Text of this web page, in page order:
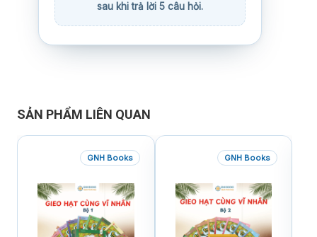
SẢN PHẨM LIÊN QUAN
GNH Books GNH Books